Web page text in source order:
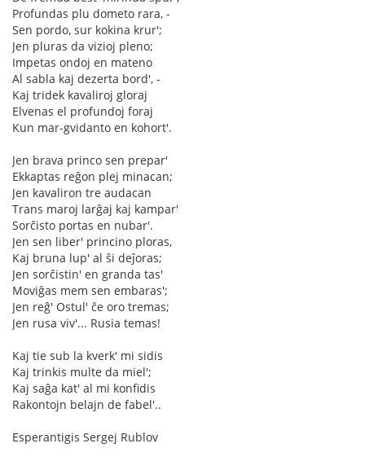
Profundas plu dometo rara, -
Sen pordo, sur kokina krur';
Jen pluras da vizioj pleno;
Impetas ondoj en mateno
Al sabla kaj dezerta bord', -
Kaj tridek kavaliroj gloraj
Elvenas el profundoj foraj
Kun mar-gvidanto en kohort'.
Jen brava princo sen prepar'
Ekkaptas reĝon plej minacan;
Jen kavaliron tre audacan
Trans maroj larĝaj kaj kampar'
Sorĉisto portas en nubar'.
Jen sen liber' princino ploras,
Kaj bruna lup' al ŝi deĵoras;
Jen sorĉistin' en granda tas'
Moviĝas mem sen embaras';
Jen reĝ' Ostul' ĉe oro tremas;
Jen rusa viv'... Rusia temas!
Kaj tie sub la kverk' mi sidis
Kaj trinkis multe da miel';
Kaj saĝa kat' al mi konfidis
Rakontojn belajn de fabel'..
Esperantigis Sergej Rublov